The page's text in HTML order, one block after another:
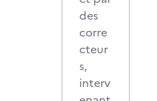
des
corre
cteur
s,
interv